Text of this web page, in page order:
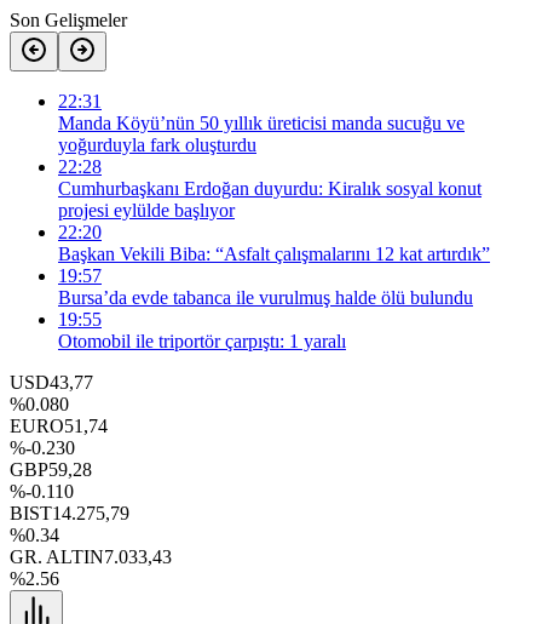
Son Gelişmeler
22:31
Manda Köyü’nün 50 yıllık üreticisi manda sucuğu ve
yoğurduyla fark oluşturdu
22:28
Cumhurbaşkanı Erdoğan duyurdu: Kiralık sosyal konut
projesi eylülde başlıyor
22:20
Başkan Vekili Biba: “Asfalt çalışmalarını 12 kat artırdık”
19:57
Bursa’da evde tabanca ile vurulmuş halde ölü bulundu
19:55
Otomobil ile triportör çarpıştı: 1 yaralı
USD43,77
%0.080
EURO51,74
%-0.230
GBP59,28
%-0.110
BIST14.275,79
%0.34
GR. ALTIN7.033,43
%2.56